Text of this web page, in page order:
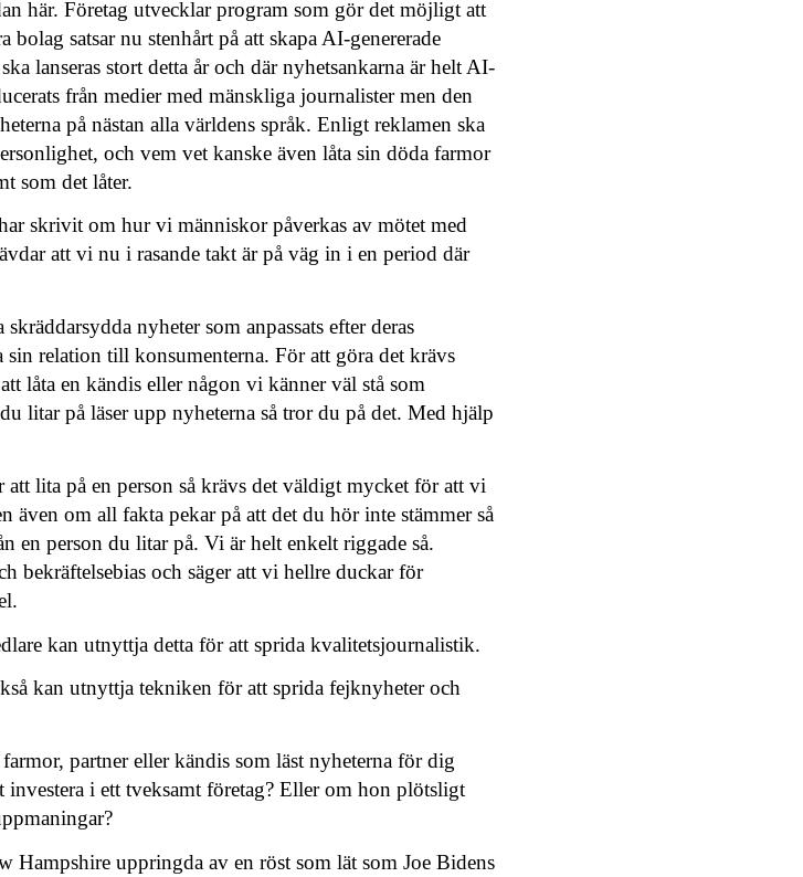
här. Företag utvecklar program som gör det möjligt att
satsar nu stenhårt på att skapa AI-genererade
lanseras stort detta år och där nyhetsankarna är helt AI-
från medier med mänskliga journalister men den
på nästan alla världens språk. Enligt reklamen ska
och vem vet kanske även låta sin döda farmor
som det låter.
skrivit om hur vi människor påverkas av mötet med
att vi nu i rasande takt är på väg in i en period där
nyheter som anpassats efter deras
relation till konsumenterna. För att göra det krävs
låta en kändis eller någon vi känner väl stå som
litar på läser upp nyheterna så tror du på det. Med hjälp
lita på en person så krävs det väldigt mycket för att vi
även om all fakta pekar på att det du hör inte stämmer så
en person du litar på. Vi är helt enkelt riggade så.
bekräftelsebias och säger att vi hellre duckar för
kan utnyttja detta för att sprida kvalitetsjournalistik.
kan utnyttja tekniken för att sprida fejknyheter och
partner eller kändis som läst nyheterna för dig
investera i ett tveksamt företag? Eller om hon plötsligt
uppringda av en röst som lät som Joe Bidens